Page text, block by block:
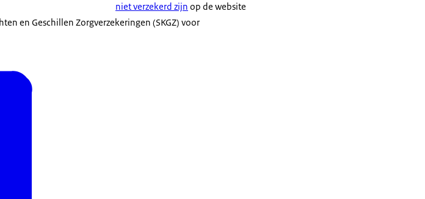
niet verzekerd zijn op de website
en Geschillen Zorgverzekeringen (SKGZ) voor